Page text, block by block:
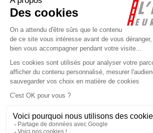
Mentions légales
Conditions
Conditions générales de
Politique de protection des